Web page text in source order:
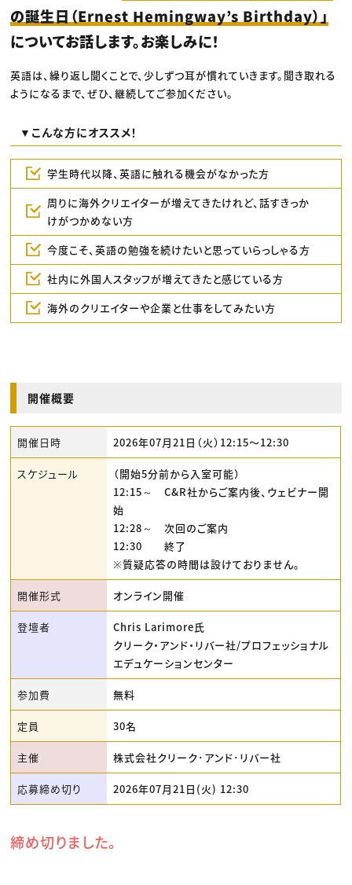
の誕生日（Ernest Hemingway’s Birthday）」
についてお話します。お楽しみに！
英語は、繰り返し聞くことで、少しずつ耳が慣れていきます。聞き取れる
ようになるまで、ぜひ、継続してご参加ください。
▼こんな方にオススメ！
学生時代以降、英語に触れる機会がなかった方
周りに海外クリエイターが増えてきたけれど、話すきっか
けがつかめない方
今度こそ、英語の勉強を続けたいと思っていらっしゃる方
社内に外国人スタッフが増えてきたと感じている方
海外のクリエイターや企業と仕事をしてみたい方
開催概要
開催日時 2026年07月21日（火）12:15〜12:30
スケジュール
（開始5分前から入室可能）
12:15～ C&R社からご案内後、ウェビナー開
始
12:28～ 次回のご案内
12:30 終了
※質疑応答の時間は設けておりません。
開催形式 オンライン開催
登壇者
Chris Larimore氏
クリーク・アンド・リバー社/プロフェッショナル
エデュケーションセンター
参加費 無料
定員 30名
主催 株式会社クリーク･アンド･リバー社
応募締め切り 2026年07月21日(火) 12:30
締め切りました。